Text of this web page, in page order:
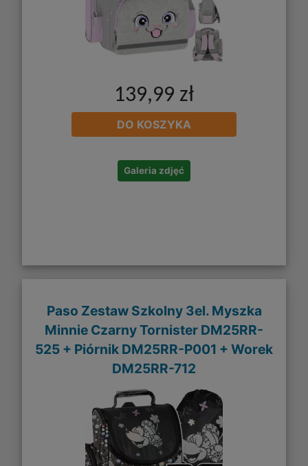
139,99 zł
DO KOSZYKA
Galeria zdjęć
Paso Zestaw Szkolny 3el. Myszka
Minnie Czarny Tornister DM25RR-
525 + Piórnik DM25RR-P001 + Worek
DM25RR-712